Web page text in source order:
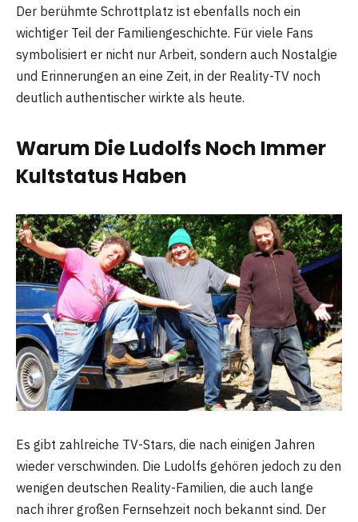
Der berühmte Schrottplatz ist ebenfalls noch ein
wichtiger Teil der Familiengeschichte. Für viele Fans
symbolisiert er nicht nur Arbeit, sondern auch Nostalgie
und Erinnerungen an eine Zeit, in der Reality-TV noch
deutlich authentischer wirkte als heute.
Warum Die Ludolfs Noch Immer
Kultstatus Haben
Es gibt zahlreiche TV-Stars, die nach einigen Jahren
wieder verschwinden. Die Ludolfs gehören jedoch zu den
wenigen deutschen Reality-Familien, die auch lange
nach ihrer großen Fernsehzeit noch bekannt sind. Der